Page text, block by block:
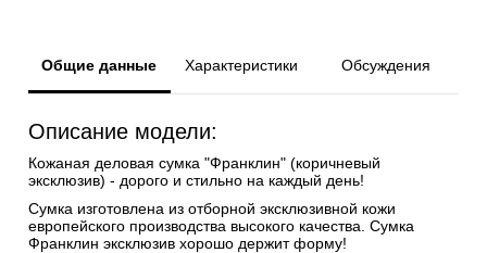
Общие данные Характеристики Обсуждения
Описание модели:
Кожаная деловая сумка "Франклин" (коричневый
эксклюзив) - дорого и стильно на каждый день!
Сумка изготовлена из отборной эксклюзивной кожи
европейского производства высокого качества. Сумка
Франклин эксклюзив хорошо держит форму!